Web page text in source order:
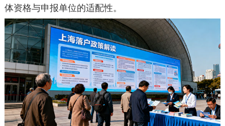
体资格与申报单位的适配性。